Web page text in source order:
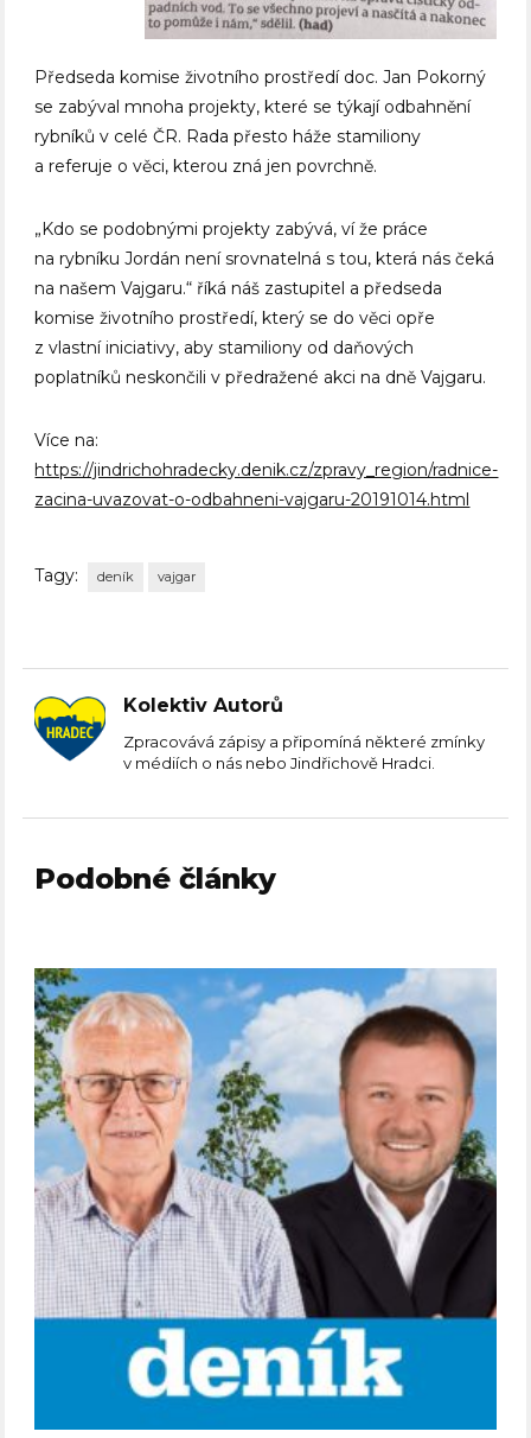
Předseda komise životního prostředí doc. Jan Pokorný
se zabýval mnoha projekty, které se týkají odbahnění
rybníků v celé ČR. Rada přesto háže stamiliony
a referuje o věci, kterou zná jen povrchně.
„Kdo se podobnými projekty zabývá, ví že práce
na rybníku Jordán není srovnatelná s tou, která nás čeká
na našem Vajgaru.“ říká náš zastupitel a předseda
komise životního prostředí, který se do věci opře
z vlastní iniciativy, aby stamiliony od daňových
poplatníků neskončili v předražené akci na dně Vajgaru.
Více na:
https://jindrichohradecky.denik.cz/zpravy_region/radnice-
zacina-uvazovat-o-odbahneni-vajgaru-20191014.html
Tagy: deník vajgar
Kolektiv Autorů
Zpracovává zápisy a připomíná některé zmínky
v médiích o nás nebo Jindřichově Hradci.
Podobné články